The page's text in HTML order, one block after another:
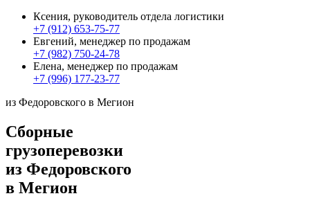
Ксения, руководитель отдела логистики
+7 (912) 653-75-77
Евгений, менеджер по продажам
+7 (982) 750-24-78
Елена, менеджер по продажам
+7 (996) 177-23-77
из Федоровского в Мегион
Сборные
грузоперевозки
из Федоровского
в Мегион